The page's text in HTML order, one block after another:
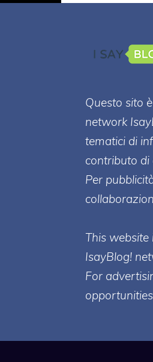
Questo sito
network
tematici di
contributo di
Per
This website
IsayBlog!
For